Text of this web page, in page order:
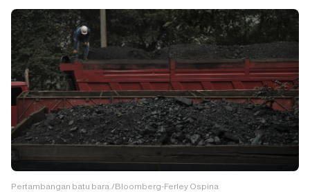
Pertambangan batu bara./Bloomberg-Ferley Ospina